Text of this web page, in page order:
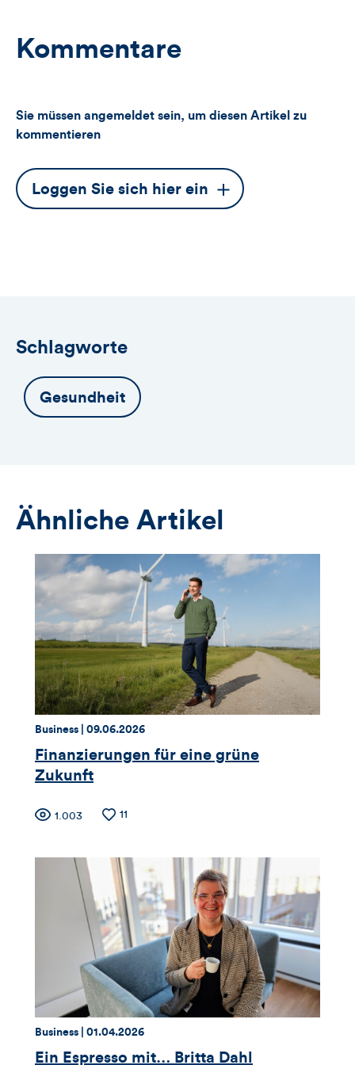
Kommentare
Sie müssen angemeldet sein, um diesen Artikel zu
kommentieren
Dieser
Button
Loggen Sie sich hier ein
Schlagworte
Gesundheit
Ähnliche Artikel
Thema:
Business | Datum:
09.06.2026
Finanzierungen für eine grüne
Zukunft
Zähler
für
Views,
Likes
Kommentare
dieses
Artikels
Anzahl1.003
Anzahl
11
Thema:
Business | Datum:
01.04.2026
Ein Espresso mit… Britta Dahl